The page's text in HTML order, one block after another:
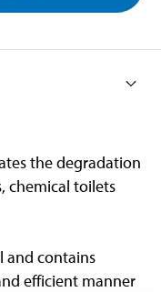
the degradation
chemical toilets
and contains
efficient manner